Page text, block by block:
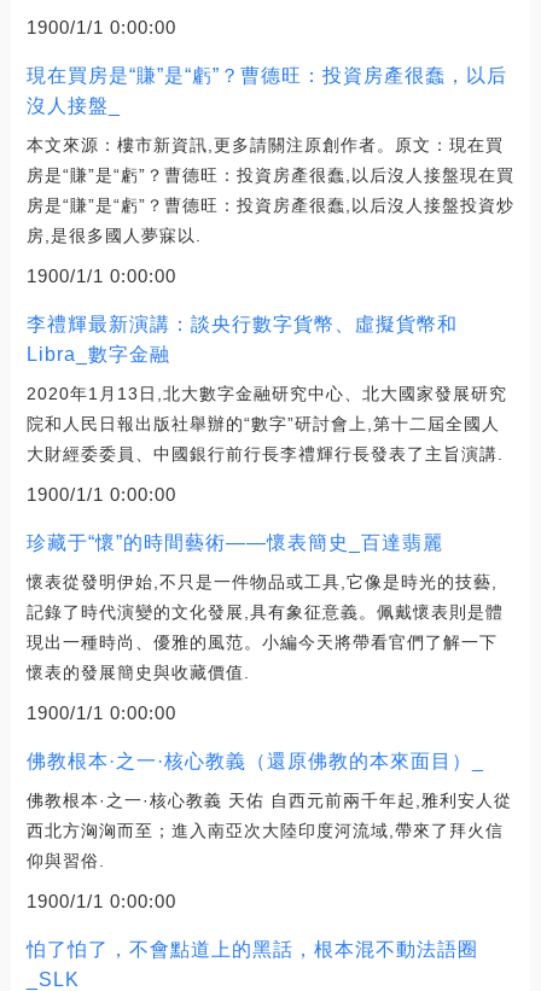
1900/1/1 0:00:00
現在買房是“賺”是“虧”？曹德旺：投資房產很蠢，以后
沒人接盤_
本文來源：樓市新資訊,更多請關注原創作者。原文：現在買
房是“賺”是“虧”？曹德旺：投資房產很蠢,以后沒人接盤現在買
房是“賺”是“虧”？曹德旺：投資房產很蠢,以后沒人接盤投資炒
房,是很多國人夢寐以.
1900/1/1 0:00:00
李禮輝最新演講：談央行數字貨幣、虛擬貨幣和
Libra_數字金融
2020年1月13日,北大數字金融研究中心、北大國家發展研究
院和人民日報出版社舉辦的“數字”研討會上,第十二屆全國人
大財經委委員、中國銀行前行長李禮輝行長發表了主旨演講.
1900/1/1 0:00:00
珍藏于“懷”的時間藝術——懷表簡史_百達翡麗
懷表從發明伊始,不只是一件物品或工具,它像是時光的技藝,
記錄了時代演變的文化發展,具有象征意義。佩戴懷表則是體
現出一種時尚、優雅的風范。小編今天將帶看官們了解一下
懷表的發展簡史與收藏價值.
1900/1/1 0:00:00
佛教根本·之一·核心教義（還原佛教的本來面目）_
佛教根本·之一·核心教義 天佑 自西元前兩千年起,雅利安人從
西北方洶洶而至；進入南亞次大陸印度河流域,帶來了拜火信
仰與習俗.
1900/1/1 0:00:00
怕了怕了，不會點道上的黑話，根本混不動法語圈
_SLK